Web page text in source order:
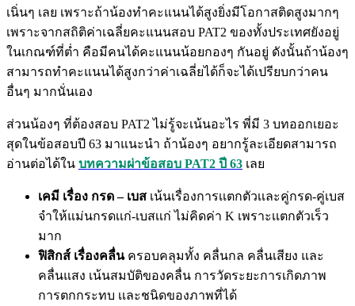
เนิ่นๆ เลย เพราะถ้าน้องทำคะแนนได้สูงยิ่งมีโอกาสติดสูงมากๆ
เพราะจากสถิติค่าเฉลี่ยคะแนนสอบ PAT2 ของทั้งประเทศยังอยู่
ในเกณฑ์ที่ต่ำ คือมีคนได้คะแนนน้อยกองๆ กันอยู่ ดังนั้นถ้าน้องๆ
สามารถทำคะแนนได้สูงกว่าค่าเฉลี่ยได้ก็จะได้เปรียบกว่าคน
อื่นๆ มากนั่นเอง
ส่วนน้องๆ ที่ต้องสอบ PAT2 ไม่รู้จะเน้นอะไร พี่มี 3 บทออกเยอะ
สุดในข้อสอบปี 63 มาแนะนำ ถ้าน้องๆ อยากรู้ละเอียดสามารถ
อ่านต่อได้ใน บทความผ่าข้อสอบ PAT2 ปี 63 เลย
เคมี เรื่อง กรด – เบส เน้นเรื่องการเเตกตัวเเละคู่กรด-คู่เบส
จำให้แม่นกรดเเก่-เบสเเก่ ไม่คิดค่า K เพราะเเตกตัวเร็ว
มาก
ฟิสิกส์ เรื่องคลื่นครอบคลุมทั้ง คลื่นกล คลื่นเสียง และ
คลื่นแสง เน้นสมบัติของคลื่น การวัดระยะการเกิดภาพ
การตกกระทบ เเละชนิดของภาพที่ได้